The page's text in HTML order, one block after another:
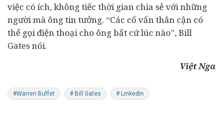
việc có ích, không tiếc thời gian chia sẻ với những
người mà ông tin tưởng. “Các cố vấn thân cận có
thể gọi điện thoại cho ông bất cứ lúc nào”, Bill
Gates nói.
Việt Nga
#Warren Buffet # Bill Gates # LinkedIn